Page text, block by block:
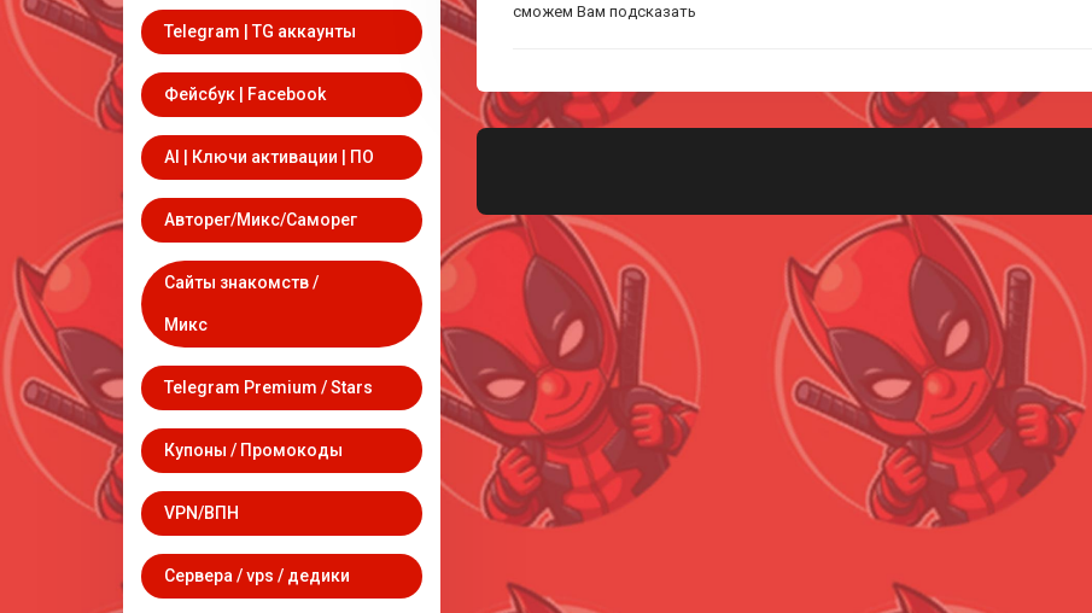
Telegram | TG аккаунты
Фейсбук | Facebook
AI | Ключи активации | ПО
Авторег/Микс/Саморег
Сайты знакомств /
Микс
Telegram Premium / Stars
Купоны / Промокоды
VPN/ВПН
Сервера / vps / дедики
сможем Вам подсказать